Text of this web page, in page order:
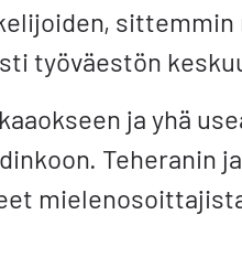
sittemmin
työväestön
ja yhä
Teheranin